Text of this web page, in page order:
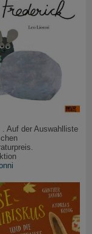
. Auf der Auswahlliste